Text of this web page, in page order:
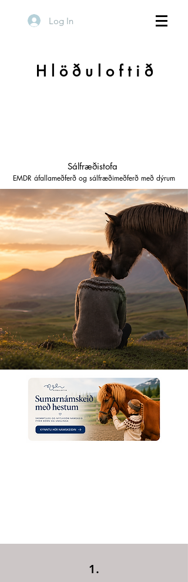
Log In
H l ö ð u l o f t i ð
Sálfræðistofa
EMDR áfallameðferð og sálfræðimeðferð með dýrum
1.